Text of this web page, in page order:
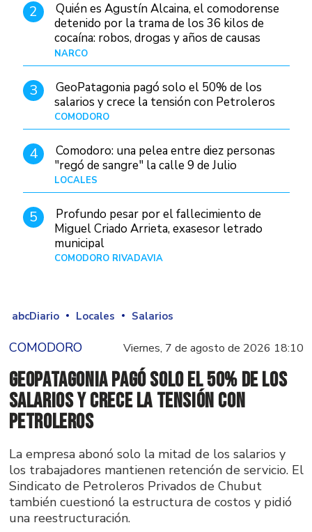
2
Quién es Agustín Alcaina, el comodorense
detenido por la trama de los 36 kilos de
cocaína: robos, drogas y años de causas
judiciales
NARCO
3
GeoPatagonia pagó solo el 50% de los
salarios y crece la tensión con Petroleros
COMODORO
4
Comodoro: una pelea entre diez personas
"regó de sangre" la calle 9 de Julio
LOCALES
5
Profundo pesar por el fallecimiento de
Miguel Criado Arrieta, exasesor letrado
municipal
COMODORO RIVADAVIA
abcDiario Locales Salarios
COMODORO Viernes, 7 de agosto de 2026 18:10
GeoPatagonia pagó solo el 50% de los
salarios y crece la tensión con
Petroleros
La empresa abonó solo la mitad de los salarios y
los trabajadores mantienen retención de servicio. El
Sindicato de Petroleros Privados de Chubut
también cuestionó la estructura de costos y pidió
una reestructuración.